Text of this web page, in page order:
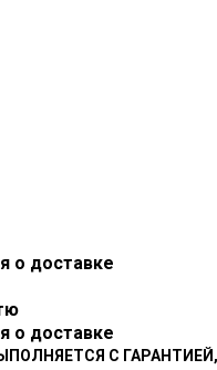
о доставке
о доставке
С